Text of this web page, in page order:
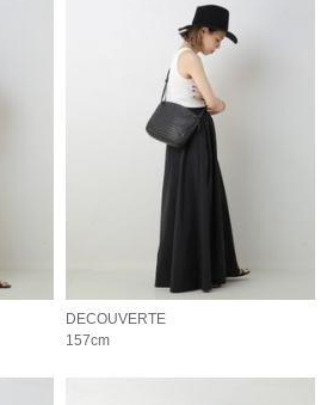
DECOUVERTE
157cm